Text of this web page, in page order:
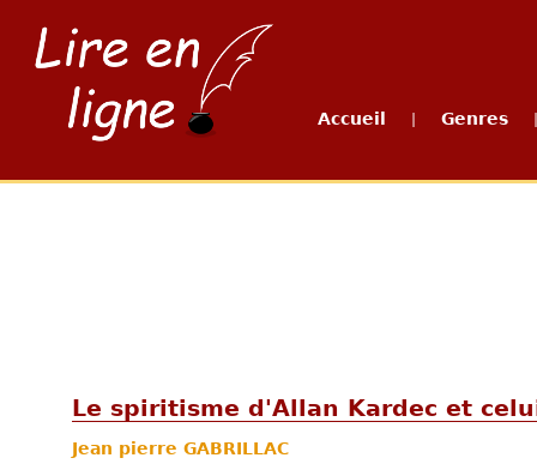
Accueil Genres
Le spiritisme d'Allan Kardec et
Jean pierre GABRILLAC